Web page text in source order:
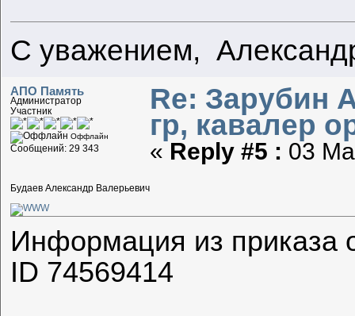
С уважением,
АПО Память
Администратор
Участник
Оффлайн
Сообщений: 29 343
Будаев Александр Валерьевич
Re: Зарубин
гр, кавалер
« Reply #5 : 03
Информация из приказа
ID 74569414